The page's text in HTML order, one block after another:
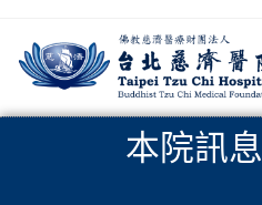
本院訊息